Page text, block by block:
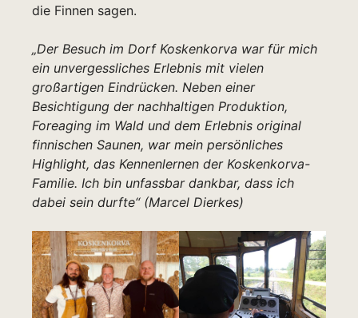
die Finnen sagen.
„Der Besuch im Dorf Koskenkorva war für mich
ein unvergessliches Erlebnis mit vielen
großartigen Eindrücken. Neben einer
Besichtigung der nachhaltigen Produktion,
Foreaging im Wald und dem Erlebnis original
finnischen Saunen, war mein persönliches
Highlight, das Kennenlernen der Koskenkorva-
Familie. Ich bin unfassbar dankbar, dass ich
dabei sein durfte“ (Marcel Dierkes)